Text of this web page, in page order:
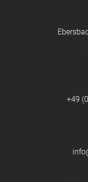
+49